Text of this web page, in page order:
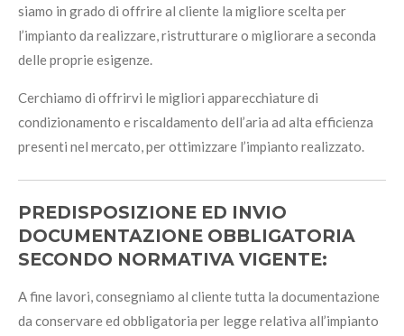
siamo in grado di offrire al cliente la migliore scelta per
l’impianto da realizzare, ristrutturare o migliorare a seconda
delle proprie esigenze.
Cerchiamo di offrirvi le migliori apparecchiature di
condizionamento e riscaldamento dell’aria ad alta efficienza
presenti nel mercato, per ottimizzare l’impianto realizzato.
PREDISPOSIZIONE ED INVIO
DOCUMENTAZIONE OBBLIGATORIA
SECONDO NORMATIVA VIGENTE:
A fine lavori, consegniamo al cliente tutta la documentazione
da conservare ed obbligatoria per legge relativa all’impianto